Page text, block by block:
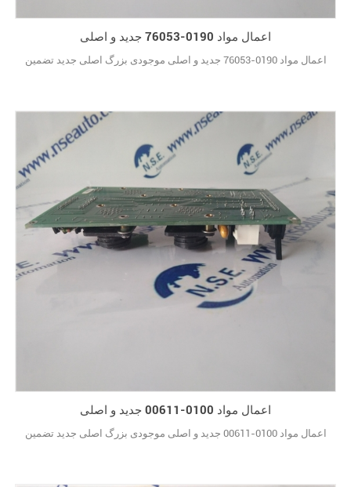
اعمال مواد 0190-76053 جدید و اصلی
اعمال مواد 0190-76053 جدید و اصلی موجودی بزرگ اصلی جدید تضمین
اعمال مواد 0100-00611 جدید و اصلی
اعمال مواد 0100-00611 جدید و اصلی موجودی بزرگ اصلی جدید تضمین